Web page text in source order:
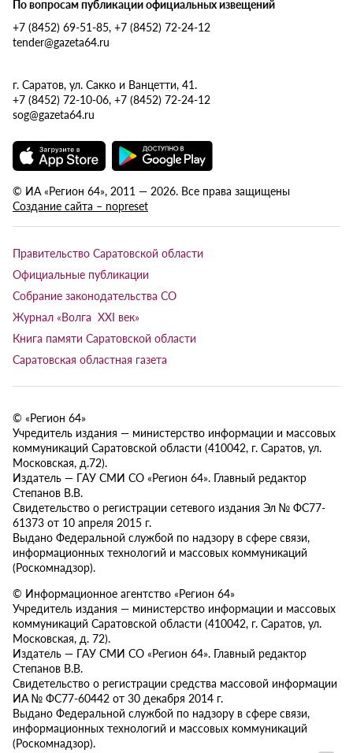
По вопросам публикации официальных извещений
+7 (8452) 69-51-85, +7 (8452) 72-24-12
tender@gazeta64.ru
г. Саратов, ул. Сакко и Ванцетти, 41.
+7 (8452) 72-10-06, +7 (8452) 72-24-12
sog@gazeta64.ru
© ИА «Регион 64», 2011 — 2026. Все права защищены
Создание сайта – nopreset
Правительство Саратовской области
Официальные публикации
Собрание законодательства СО
Журнал «Волга XXI век»
Книга памяти Саратовской области
Саратовская областная газета
© «Регион 64»
Учредитель издания — министерство информации и массовых
коммуникаций Саратовской области (410042, г. Саратов, ул.
Московская, д.72).
Издатель — ГАУ СМИ СО «Регион 64». Главный редактор
Степанов В.В.
Свидетельство о регистрации сетевого издания Эл № ФС77-
61373 от 10 апреля 2015 г.
Выдано Федеральной службой по надзору в сфере связи,
информационных технологий и массовых коммуникаций
(Роскомнадзор).
© Информационное агентство «Регион 64»
Учредитель издания — министерство информации и массовых
коммуникаций Саратовской области (410042, г. Саратов, ул.
Московская, д. 72).
Издатель — ГАУ СМИ СО «Регион 64». Главный редактор
Степанов В.В.
Свидетельство о регистрации средства массовой информации
ИА № ФС77-60442 от 30 декабря 2014 г.
Выдано Федеральной службой по надзору в сфере связи,
информационных технологий и массовых коммуникаций
(Роскомнадзор).